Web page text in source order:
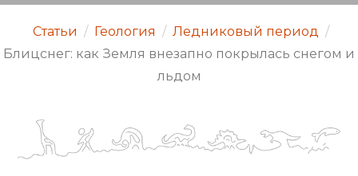
Статьи / Геология / Ледниковый период /
Блицснег: как Земля внезапно покрылась снегом и
льдом